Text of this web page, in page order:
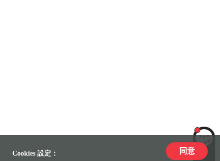
LiLi
Cookies 設定： 同意